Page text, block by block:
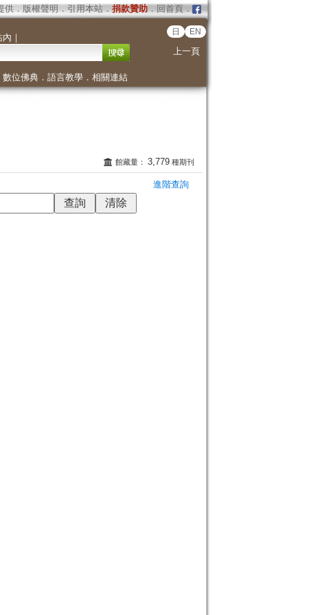
供． 版權聲明． 引用本站．捐款贊助．回首頁．
內 ｜
日 EN
上一頁
數位佛典． 語言教學． 相關連結
館藏量： 3,779種期刊
進階查詢